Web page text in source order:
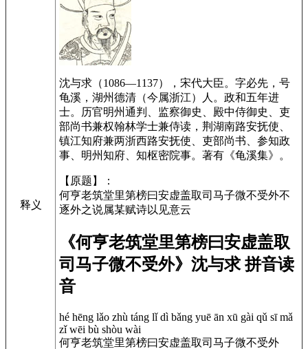
释义
沈与求（1086—1137），宋代大臣。字必先，号
龟溪，湖州德清（今属浙江）人。政和五年进
士。历官明州通判、监察御史、殿中侍御史、吏
部尚书兼权翰林学士兼侍读，荆湖南路安抚使、
镇江知府兼两浙西路安抚使、吏部尚书、参知政
事、明州知府、知枢密院事。著有《龟溪集》。
【原题】：
何亨老筑堂里第榜曰安虚盖取司马子微不受外不
逐外之说属某赋诗以见意云
《何亨老筑堂里第榜曰安虚盖取
司马子微不受外》沈与求 拼音读
音
hé hēng lǎo zhù táng lǐ dì bǎng yuē ān xū gài qǔ sī mǎ
zǐ wēi bù shòu wài
何亨老筑堂里第榜曰安虚盖取司马子微不受外